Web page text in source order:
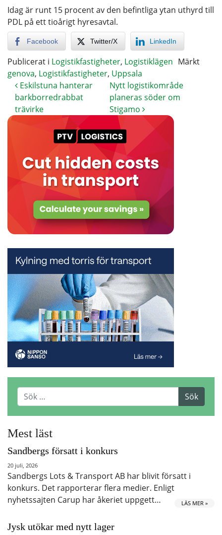
Idag är runt 15 procent av den befintliga ytan uthyrd till
PDL på ett tioårigt hyresavtal.
Facebook Twitter/X LinkedIn
Publicerat i Logistikfastigheter, Logistiklägen Märkt
genova, Logistikfastigheter, Uppsala
Eskilstuna hanterar
barkborredrabbat
trävirke
Nytt logistikområde
planeras söder om
Stigamo
Mest läst
Sandbergs försatt i konkurs
20 juli, 2026
Sandbergs Lots & Transport AB har blivit försatt i
konkurs. Det rapporterar flera medier. Enligt
nyhetssajten Carup har åkeriet uppgett…
LÄS MER »
Jysk utökar med nytt lager